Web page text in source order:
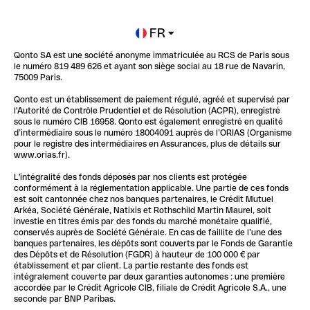
Glossaire finance
FR
Qonto SA est une société anonyme immatriculée au RCS de Paris sous
le numéro 819 489 626 et ayant son siège social au 18 rue de Navarin,
75009 Paris.
Qonto est un établissement de paiement régulé, agréé et supervisé par
l'Autorité de Contrôle Prudentiel et de Résolution (ACPR), enregistré
sous le numéro CIB 16958. Qonto est également enregistré en qualité
d’intermédiaire sous le numéro 18004091 auprès de l’ORIAS (Organisme
pour le registre des intermédiaires en Assurances, plus de détails sur
www.orias.fr).
L'intégralité des fonds déposés par nos clients est protégée
conformément à la réglementation applicable. Une partie de ces fonds
est soit cantonnée chez nos banques partenaires, le Crédit Mutuel
Arkéa, Société Générale, Natixis et Rothschild Martin Maurel, soit
investie en titres émis par des fonds du marché monétaire qualifié,
conservés auprès de Société Générale. En cas de faillite de l’une des
banques partenaires, les dépôts sont couverts par le Fonds de Garantie
des Dépôts et de Résolution (FGDR) à hauteur de 100 000 € par
établissement et par client. La partie restante des fonds est
intégralement couverte par deux garanties autonomes : une première
accordée par le Crédit Agricole CIB, filiale de Crédit Agricole S.A., une
seconde par BNP Paribas.